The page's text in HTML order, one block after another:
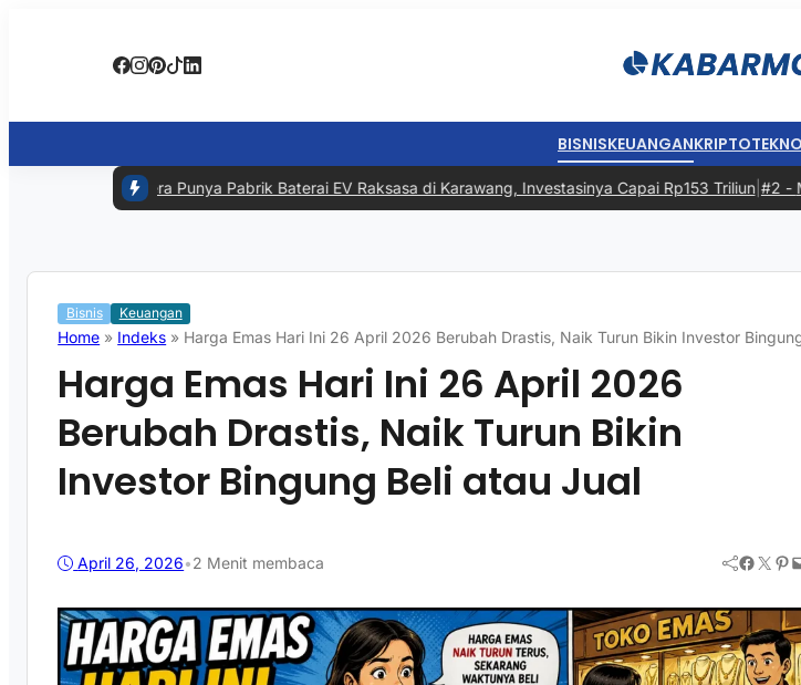
BISNISKEUANGANKRIPTO
RI Segera Punya Pabrik Baterai EV Raksasa di Karawang, Investasinya Capai Rp153 Triliun|#2 -Meta
Bisnis Keuangan
Home » Indeks » Harga Emas Hari Ini 26 April 2026 Berubah Drastis, Naik Turun Bikin Investor
Harga Emas Hari Ini 26 April 2026
Berubah Drastis, Naik Turun Bikin
Investor Bingung Beli atau Jual
April 26, 2026•2 Menit membaca Facebook Twitter Pinterest Mail